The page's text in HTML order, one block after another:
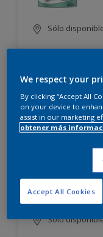
Sólo
Incamax
Sólo
We respect your
By clicking “Accept All
on your device to
assist in our marketing
obtener más
Accept All Cookies